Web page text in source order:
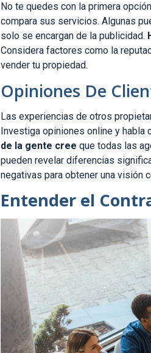
No te quedes con la primera
compara sus servicios. Algunas
solo se encargan de la publicidad.
Considera factores como la
vender tu propiedad.
Opiniones De
Las experiencias de otros
Investiga opiniones online y habla
de la gente cree que todas las
pueden revelar diferencias
negativas para obtener una visión
Entender el